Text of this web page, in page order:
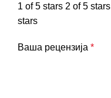
1 of 5 stars 2 of 5 stars
stars
Ваша рецензија *